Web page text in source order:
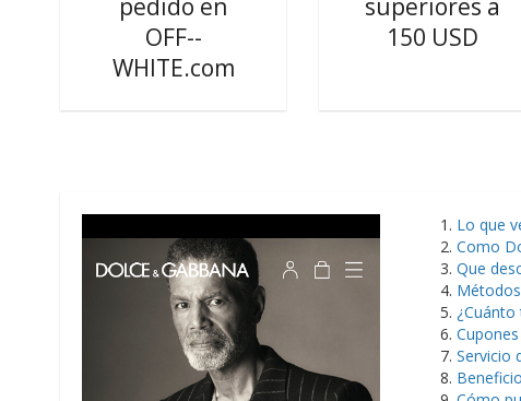
pedido en
OFF--
WHITE.com
superiores a
150 USD
Lo que
Como
Que
Servicio